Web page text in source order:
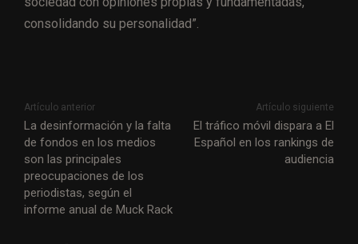
consolidando su personalidad”.
Artículo anterior
La desinformación y la falta
de fondos en los medios
son las principales
preocupaciones de los
periodistas, según el
informe anual de Muck Rack
Artículo siguiente
El tráfico móvil dispara a El
Español en los rankings de
audiencia